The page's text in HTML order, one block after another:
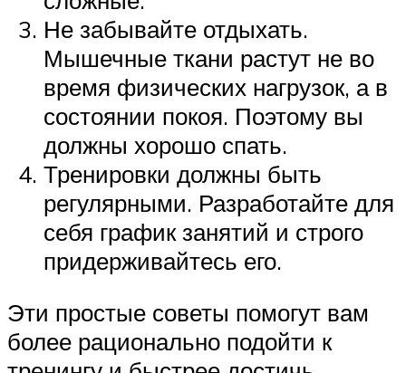
Не забывайте отдыхать.
Мышечные ткани растут не во
время физических нагрузок, а в
состоянии покоя. Поэтому вы
должны хорошо спать.
Тренировки должны быть
регулярными. Разработайте для
себя график занятий и строго
придерживайтесь его.
Эти простые советы помогут вам
более рационально подойти к